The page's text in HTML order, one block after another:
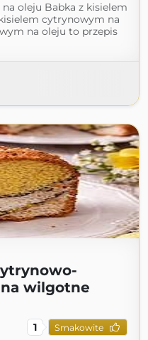
oleju Babka z kisielem
cytrynowym na
na oleju to przepis
wilgotne
1 Smakowite